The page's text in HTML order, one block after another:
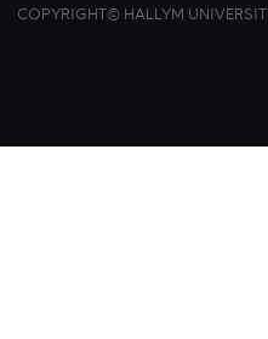
COPYRIGHT© HALLYM